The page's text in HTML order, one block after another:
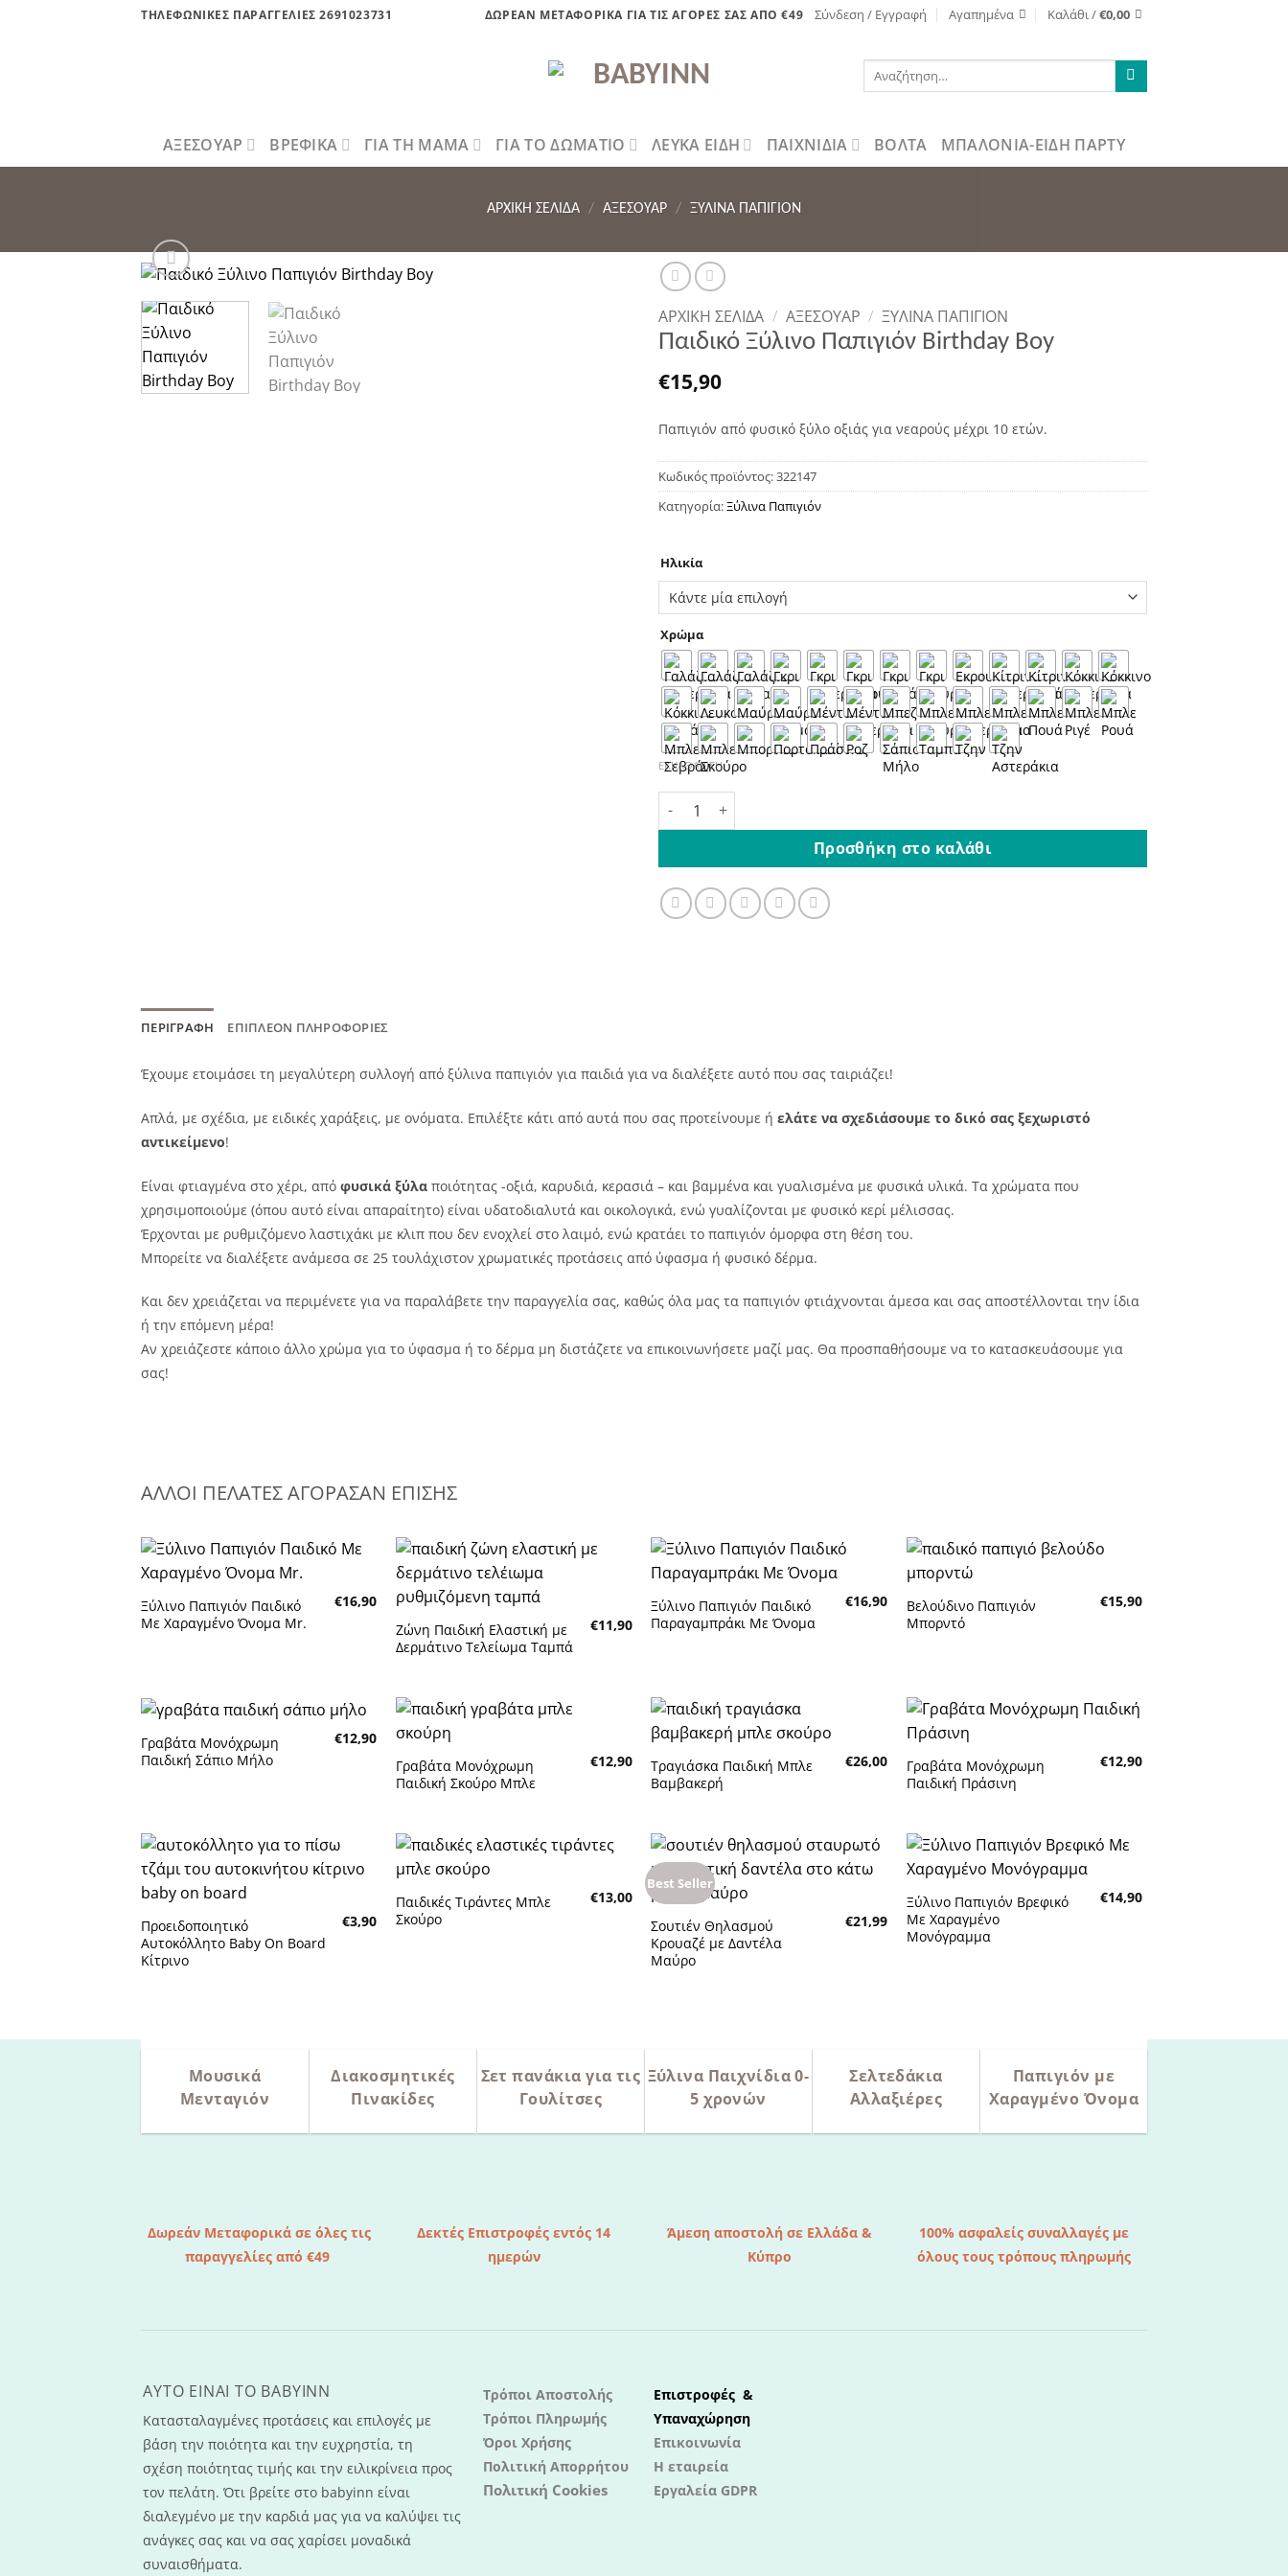
ΤΗΛΕΦΩΝΙΚΕΣ ΠΑΡΑΓΓΕΛΙΕΣ 2691023731 ΔΩΡΕΑΝ ΜΕΤΑΦΟΡΙΚΑ ΓΙΑ ΤΙΣ ΑΓΟΡΕΣ ΣΑΣ ΑΠΟ €49 Σύνδεση / Εγγραφή Αγαπημένα Καλάθι /€0,00
Αναζήτηση
ΑΞΕΣΟΥΑΡ ΒΡΕΦΙΚΑ ΓΙΑ ΤΗ ΜΑΜΑ ΓΙΑ ΤΟ ΔΩΜΑΤΙΟ ΛΕΥΚΑ ΕΙΔΗ ΠΑΙΧΝΙΔΙΑ ΒΌΛΤΑ ΜΠΑΛΟΝΙΑ-ΕΙΔΗ ΠΑΡΤΥ
ΑΡΧΙΚΉ ΣΕΛΊΔΑ / ΑΞΕΣΟΥΑΡ / ΞΎΛΙΝΑ ΠΑΠΙΓΙΌΝ
ΑΡΧΙΚΉ ΣΕΛΊΔΑ / ΑΞΕΣΟΥΑΡ / ΞΎΛΙΝΑ ΠΑΠΙΓΙΌΝ
Παιδικό Ξύλινο Παπιγιόν Birthday Boy
€15,90
Παπιγιόν από φυσικό ξύλο οξιάς για νεαρούς μέχρι 10 ετών.
Κωδικός προϊόντος:322147
Κατηγορία:Ξύλινα Παπιγιόν
Ηλικία
Χρώμα
ΕΚΚΑΘΆΡΙΣΗ
Παιδικό Ξύλινο Παπιγιόν Birthday Boy ποσότητα
Προσθήκη στο καλάθι
ΠΕΡΙΓΡΑΦΉ ΕΠΙΠΛΈΟΝ ΠΛΗΡΟΦΟΡΊΕΣ
Έχουμε ετοιμάσει τη μεγαλύτερη συλλογή από ξύλινα παπιγιόν για παιδιά για να διαλέξετε αυτό που σας ταιριάζει!
Απλά, με σχέδια, με ειδικές χαράξεις, με ονόματα. Επιλέξτε κάτι από αυτά που σας προτείνουμε ή ελάτε να σχεδιάσουμε το δικό σας ξεχωριστό
αντικείμενο!
Είναι φτιαγμένα στο χέρι, από φυσικά ξύλα ποιότητας -οξιά, καρυδιά, κερασιά – και βαμμένα και γυαλισμένα με φυσικά υλικά. Τα χρώματα που
χρησιμοποιούμε (όπου αυτό είναι απαραίτητο) είναι υδατοδιαλυτά και οικολογικά, ενώ γυαλίζονται με φυσικό κερί μέλισσας.
Έρχονται με ρυθμιζόμενο λαστιχάκι με κλιπ που δεν ενοχλεί στο λαιμό, ενώ κρατάει το παπιγιόν όμορφα στη θέση του.
Μπορείτε να διαλέξετε ανάμεσα σε 25 τουλάχιστον χρωματικές προτάσεις από ύφασμα ή φυσικό δέρμα.
Και δεν χρειάζεται να περιμένετε για να παραλάβετε την παραγγελία σας, καθώς όλα μας τα παπιγιόν φτιάχνονται άμεσα και σας αποστέλλονται την ίδια
ή την επόμενη μέρα!
Αν χρειάζεστε κάποιο άλλο χρώμα για το ύφασμα ή το δέρμα μη διστάζετε να επικοινωνήσετε μαζί μας. Θα προσπαθήσουμε να το κατασκευάσουμε για
σας!
ΑΛΛΟΙ ΠΕΛΑΤΕΣ ΑΓΟΡΑΣΑΝ ΕΠΙΣΗΣ
Πρόσθήκη στην λίστα
επιθυμητών
Ξύλινο Παπιγιόν Παιδικό
Με Χαραγμένο Όνομα Mr.
€16,90
επιθυμητών
Ζώνη Παιδική Ελαστική με
Δερμάτινο Τελείωμα Ταμπά
€11,90
Πρόσθήκη στην λίστα
επιθυμητών
Ξύλινο Παπιγιόν Παιδικό
Παραγαμπράκι Με Όνομα
€16,90
Πρόσθήκη στην λίστα
επιθυμητών
Βελούδινο Παπιγιόν
Μπορντό
€15,90
Πρόσθήκη στην λίστα
Γραβάτα Μονόχρωμη
Παιδική Σάπιο Μήλο
€12,90
Πρόσθήκη στην λίστα
επιθυμητών
Γραβάτα Μονόχρωμη
Παιδική Σκούρο Μπλε
€12,90
Πρόσθήκη στην λίστα
επιθυμητών
Τραγιάσκα Παιδική Μπλε
Βαμβακερή
€26,00
Πρόσθήκη στην λίστα
επιθυμητών
Γραβάτα Μονόχρωμη
Παιδική Πράσινη
€12,90
επιθυμητών
Προειδοποιητικό
Αυτοκόλλητο Baby On Board
Κίτρινο
€3,90
Πρόσθήκη στην λίστα
επιθυμητών
Παιδικές Τιράντες Μπλε
Σκούρο
€13,00
Best Seller
Πρόσθήκη στην λίστα
επιθυμητών
Σουτιέν Θηλασμού
Κρουαζέ με Δαντέλα
Μαύρο
€21,99
Πρόσθήκη στην λίστα
επιθυμητών
Ξύλινο Παπιγιόν Βρεφικό
Με Χαραγμένο
Μονόγραμμα
€14,90
Μουσικά
Μενταγιόν
Διακοσμητικές
Πινακίδες
Σετ πανάκια για τις
Γουλίτσες
Ξύλινα Παιχνίδια 0-
5 χρονών
Σελτεδάκια
Αλλαξιέρες
Παπιγιόν με
Χαραγμένο Όνομα
Δωρεάν Μεταφορικά σε όλες τις
παραγγελίες από €49
Δεκτές Επιστροφές εντός 14
ημερών
Άμεση αποστολή σε Ελλάδα &
Κύπρο
100% ασφαλείς συναλλαγές με
όλους τους τρόπους πληρωμής
AYTO EINAI TO ΒΑΒΥΙΝΝ
Κατασταλαγμένες προτάσεις και επιλογές με
βάση την ποιότητα και την ευχρηστία, τη
σχέση ποιότητας τιμής και την ειλικρίνεια προς
τον πελάτη. Ότι βρείτε στο babyinn είναι
διαλεγμένο με την καρδιά μας για να καλύψει τις
ανάγκες σας και να σας χαρίσει μοναδικά
συναισθήματα.
Τρόποι Αποστολής
Τρόποι Πληρωμής
Όροι Χρήσης
Πολιτική Απορρήτου
Πολιτική Cookies
Επιστροφές &
Υπαναχώρηση
Επικοινωνία
Η εταιρεία
Εργαλεία GDPR